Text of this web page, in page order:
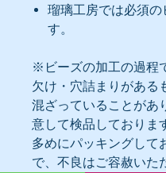
瑠璃工房では必須の
す。
※ビーズの加工の過程
欠け・穴詰まりがある
混ざっていることがあ
意して検品しておりま
多めにパッキングして
で、不良はご容赦いた